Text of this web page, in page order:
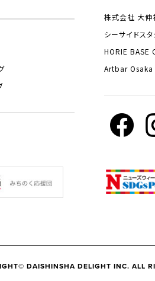
株式会社 大伸
シーサイドス
HORIE BASE
Artbar Osaka
DAISHINSHA DELIGHT INC. ALL